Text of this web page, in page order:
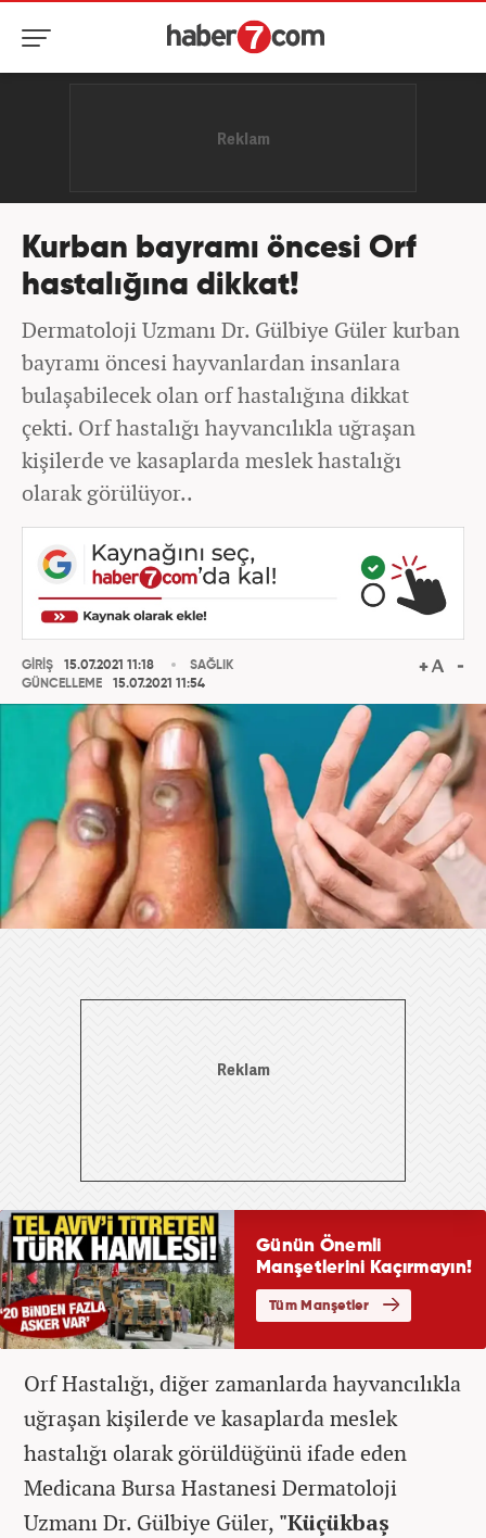
Kurban bayramı öncesi Orf
hastalığına dikkat!
Dermatoloji Uzmanı Dr. Gülbiye Güler kurban
bayramı öncesi hayvanlardan insanlara
bulaşabilecek olan orf hastalığına dikkat
çekti. Orf hastalığı hayvancılıkla uğraşan
kişilerde ve kasaplarda meslek hastalığı
olarak görülüyor..
GİRİŞ
15.07.2021 11:18
GÜNCELLEME
15.07.2021 11:54
SAĞLIK
Orf Hastalığı, diğer zamanlarda hayvancılıkla
uğraşan kişilerde ve kasaplarda meslek
hastalığı olarak görüldüğünü ifade eden
Medicana Bursa Hastanesi Dermatoloji
Uzmanı Dr. Gülbiye Güler, "Küçükbaş